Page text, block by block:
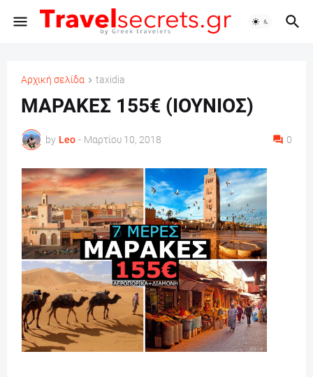
Αρχική σελίδα taxidia
ΜΑΡΑΚΕΣ 155€ (ΙΟΥΝΙΟΣ)
by Leo - Μαρτίου 10, 2018 0